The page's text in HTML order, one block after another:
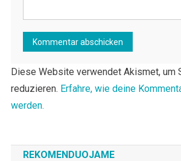
Diese Website verwendet Akismet, um
reduzieren. Erfahre, wie deine
werden.
REKOMENDUOJAME